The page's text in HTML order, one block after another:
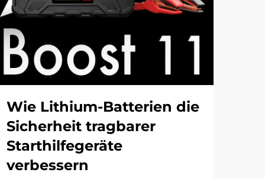
Wie Lithium-Batterien die
Sicherheit tragbarer
Starthilfegeräte
verbessern